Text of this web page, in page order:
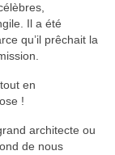
Il a été
qu’il prêchait la
en
!
architecte ou
de nous